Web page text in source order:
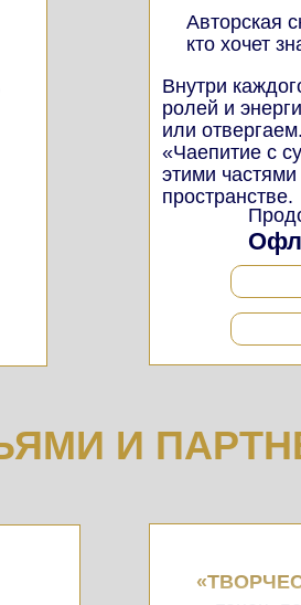
Внутри
ролей и
или отвергаем.
«Чаепитие с
этими
пространстве.
Авторская
кто хочет
И